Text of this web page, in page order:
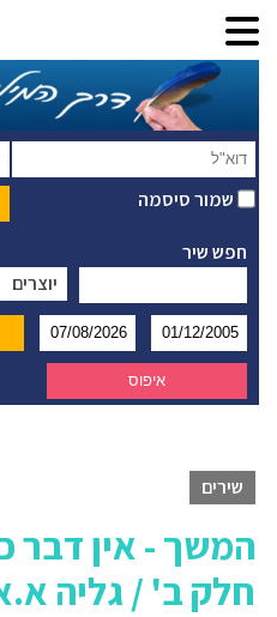
שמור סיסמה
חפש שיר
יוצרים
שירים
המשך - אין דבר
חלק ב' / גליה